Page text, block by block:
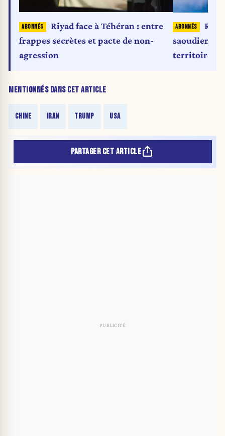
MENTIONNÉS DANS CET ARTICLE
CHINE IRAN TRUMP USA
Riyad face à Téhéran : entre
frappes secrètes et pacte de non-
agression
territoire
PARTAGER CET ARTICLE